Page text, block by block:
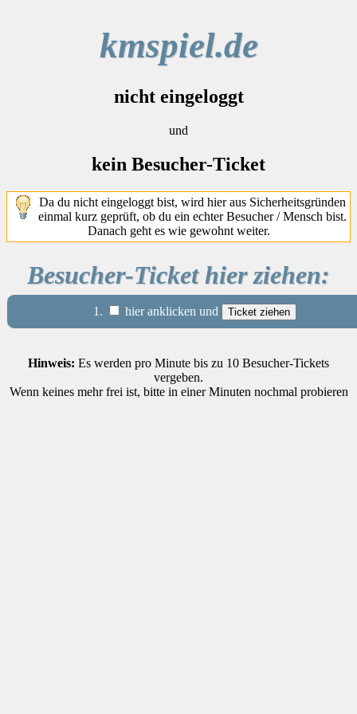
kmspiel.de
nicht eingeloggt
und
kein Besucher-Ticket
Da du nicht eingeloggt bist, wird hier aus Sicherheitsgründen
einmal kurz geprüft, ob du ein echter Besucher / Mensch bist.
Danach geht es wie gewohnt weiter.
Besucher-Ticket hier ziehen:
1. hier anklicken und
Hinweis: Es werden pro Minute bis zu 10 Besucher-Tickets
vergeben.
Wenn keines mehr frei ist, bitte in einer Minuten nochmal probieren